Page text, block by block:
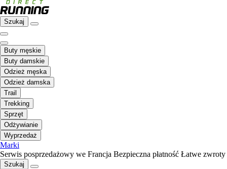
Szukaj
Buty męskie
Buty damskie
Odzież męska
Odzież damska
Trail
Trekking
Sprzęt
Odżywianie
Wyprzedaż
Marki
Serwis posprzedażowy we Francja Bezpieczna płatność Łatwe zwroty
Szukaj